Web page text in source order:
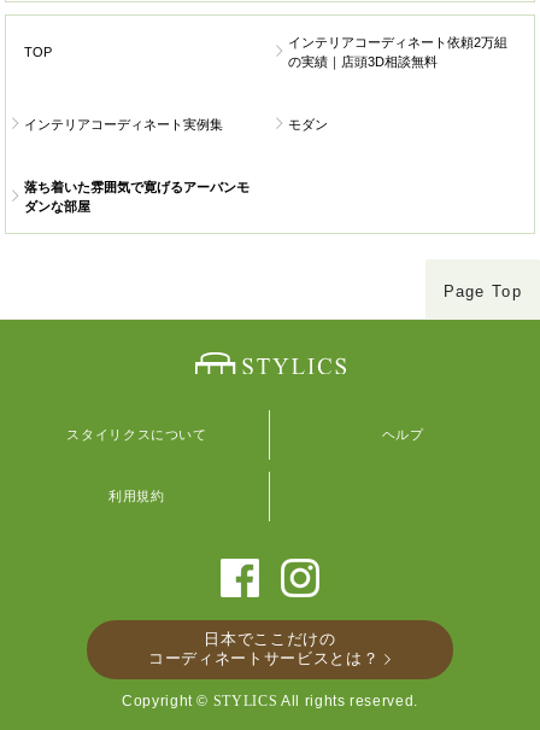
日本でここだけの
コーディネートサービスとは？
TOP
インテリアコーディネート依頼2万組
の実績｜店頭3D相談無料
インテリアコーディネート実例集 モダン
落ち着いた雰囲気で寛げるアーバンモ
ダンな部屋
Page Top
スタイリクスについて ヘルプ
利用規約
Copyright © STYLICS All rights reserved.